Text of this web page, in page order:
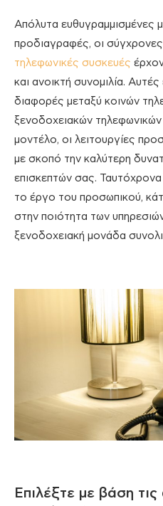
Απόλυτα ευθυγραμμισμένες
προδιαγραφές, οι σύγχρονες
τηλεφωνικές συσκευές
και ανοικτή συνομιλία. Αυτές
διαφορές μεταξύ κοινών
ξενοδοχειακών
μοντέλο, οι λειτουργίες
με σκοπό την καλύτερη
επισκεπτών σας. Ταυτόχρονα
το έργο του προσωπικού,
στην ποιότητα των
ξενοδοχειακή μονάδα
Επιλέξτε με βάση